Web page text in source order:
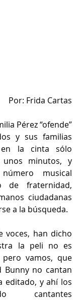
Por: Frida Cartas
Pérez “ofende”
y sus familias
en la cinta sólo
minutos, y
musical
de fraternidad,
ciudadanas
a la búsqueda.
voces, han dicho
la peli no es
vamos, que
Bunny no cantan
editado, y ahí los
cantantes